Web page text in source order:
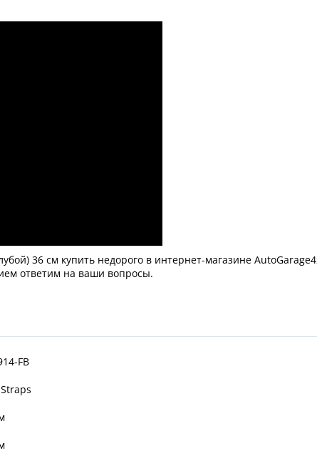
36 см купить недорого в интернет-магазине
ответим на ваши вопросы.
FB